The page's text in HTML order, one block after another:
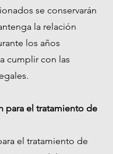
se conservarán
la relación
los años
cumplir con las
para el tratamiento de
el tratamiento de